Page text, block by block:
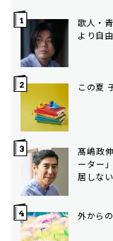
歌人・
より自
この夏
髙嶋政
ーター
居しな
外から